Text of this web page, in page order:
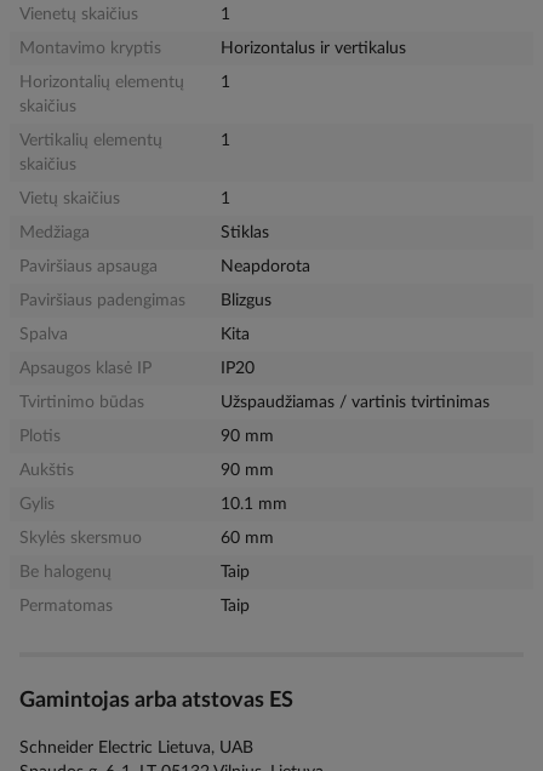
Vienetų skaičius
1
Montavimo kryptis
Horizontalus ir vertikalus
Horizontalių elementų
skaičius
1
Vertikalių elementų
skaičius
1
Vietų skaičius
1
Medžiaga
Stiklas
Paviršiaus apsauga
Neapdorota
Paviršiaus padengimas
Blizgus
Spalva
Kita
Apsaugos klasė IP
IP20
Tvirtinimo būdas
Užspaudžiamas / vartinis tvirtinimas
Plotis
90 mm
Aukštis
90 mm
Gylis
10.1 mm
Skylės skersmuo
60 mm
Be halogenų
Taip
Permatomas
Taip
Gamintojas arba atstovas ES
Schneider Electric Lietuva, UAB